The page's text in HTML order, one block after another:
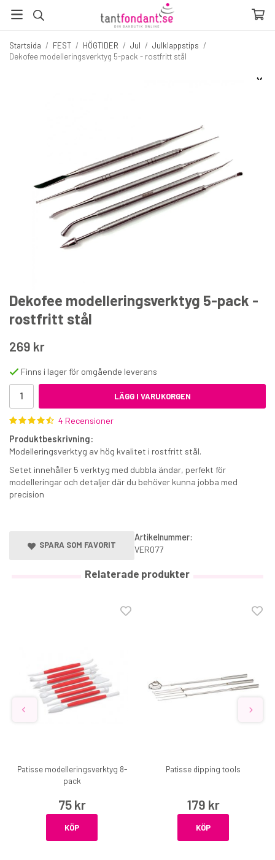
Startsida / FEST / HÖGTIDER / Jul / Julklappstips /
Dekofee modelleringsverktyg 5-pack - rostfritt stål
Tårtbricka 3 mm silver rektangulär 35,5 x 25,5 cm
KÖP
☓
Dekofee modelleringsverktyg 5-pack -
rostfritt stål
269 kr
Finns i lager för omgående leverans
LÄGG I VARUKORGEN
4 Recensioner
Produktbeskrivning:
Modelleringsverktyg av hög kvalitet i rostfritt stål.
Setet innehåller 5 verktyg med dubbla ändar, perfekt för
modelleringar och detaljer där du behöver kunna jobba med
precision
SPARA SOM FAVORIT
Artikelnummer:
VER077
Relaterade produkter
Patisse modelleringsverktyg 8-
pack
75 kr
KÖP
Patisse dipping tools
179 kr
KÖP